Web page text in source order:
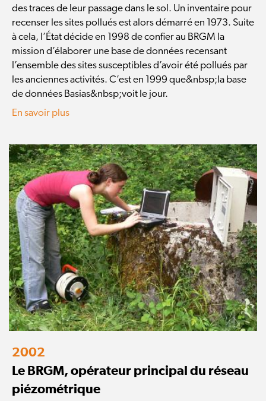
des traces de leur passage dans le sol. Un inventaire pour
recenser les sites pollués est alors démarré en 1973. Suite
à cela, l’État décide en 1998 de confier au BRGM la
mission d’élaborer une base de données recensant
l’ensemble des sites susceptibles d’avoir été pollués par
les anciennes activités. C’est en 1999 que&nbsp;la base
de données Basias&nbsp;voit le jour.
En savoir plus
2002
Le BRGM, opérateur principal du réseau
piézométrique